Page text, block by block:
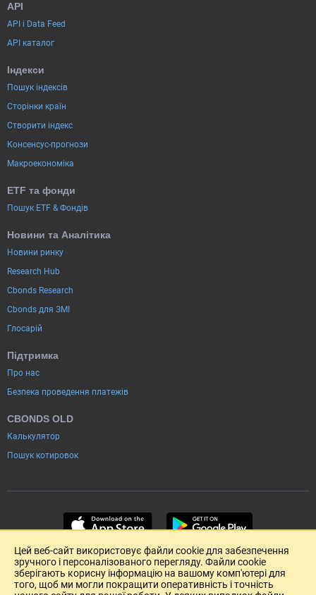
API
API і Data Feed
API каталог
Індекси
Пошук індексів
Сторінки країн
Створити індекс
Консенсус-прогнози
Макроекономіка
ETF та фонди
Пошук ETF & Фондів
Новини та Аналітика
Новини ринку
Research Hub
Cbonds Research
Cbonds для ЗМІ
Глосарій
Підтримка
Про нас
Безпека проведення платежів
CBONDS OLD
Калькулятор
Пошук котировок
Цей веб-сайт використовує файли cookie для забезпечення
зручного і персоналізованого перегляду. Файли cookie
зберігають корисну інформацію на вашому комп'ютері для
того, щоб ми могли покращити оперативність і точність